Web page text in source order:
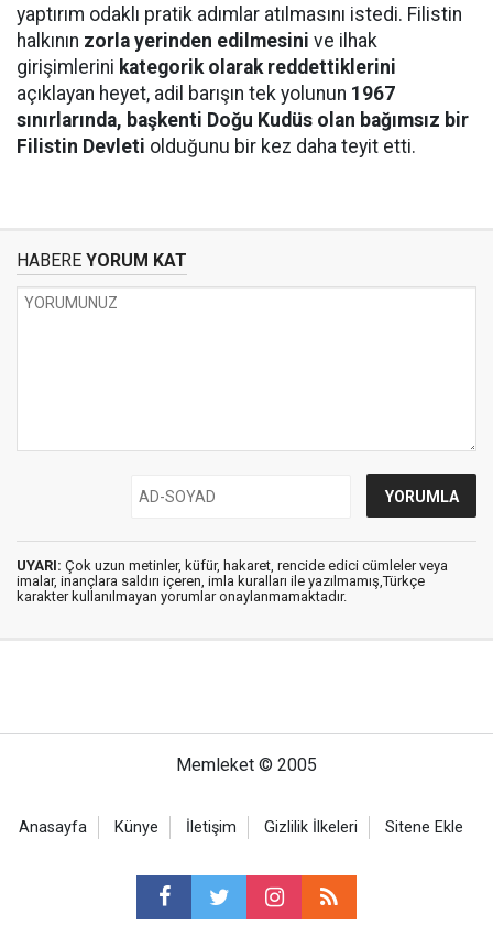
yaptırım odaklı pratik adımlar atılmasını istedi. Filistin
halkının zorla yerinden edilmesini ve ilhak
girişimlerini kategorik olarak reddettiklerini
açıklayan heyet, adil barışın tek yolunun 1967
sınırlarında, başkenti Doğu Kudüs olan bağımsız bir
Filistin Devleti olduğunu bir kez daha teyit etti.
HABERE YORUM KAT
UYARI: Çok uzun metinler, küfür, hakaret, rencide edici cümleler veya
imalar, inançlara saldırı içeren, imla kuralları ile yazılmamış,Türkçe
karakter kullanılmayan yorumlar onaylanmamaktadır.
Memleket © 2005
Anasayfa Künye İletişim Gizlilik İlkeleri Sitene Ekle